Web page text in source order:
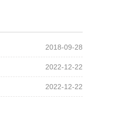
2018-09-28
2022-12-22
2022-12-22